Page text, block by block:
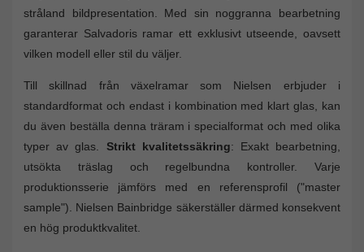
stråland bildpresentation. Med sin noggranna bearbetning
garanterar Salvadoris ramar ett exklusivt utseende, oavsett
vilken modell eller stil du väljer.
Till skillnad från växelramar som Nielsen erbjuder i
standardformat och endast i kombination med klart glas, kan
du även beställa denna träram i specialformat och med olika
typer av glas. Strikt kvalitetssäkring: Exakt bearbetning,
utsökta träslag och regelbundna kontroller. Varje
produktionsserie jämförs med en referensprofil ("master
sample"). Nielsen Bainbridge säkerställer därmed konsekvent
en hög produktkvalitet.